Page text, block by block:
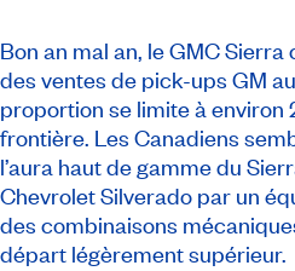
Bon an mal an, le GMC
des ventes de pick-ups GM
proportion se limite à environ
frontière. Les Canadiens
l’aura haut de gamme du
Chevrolet Silverado par un
des combinaisons
départ légèrement supérieur.